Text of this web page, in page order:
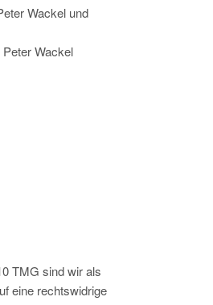
Wackel und
Wackel
TMG sind wir als
eine rechtswidrige